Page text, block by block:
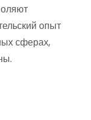
опыт
сферах,